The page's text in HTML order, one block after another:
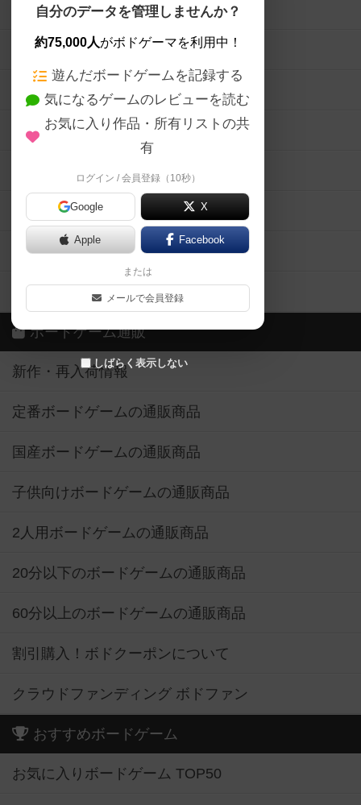
自分のデータを管理しませんか？
約75,000人がボドゲーマを利用中！
遊んだボードゲームを記録する
気になるゲームのレビューを読む
お気に入り作品・所有リストの共
有
ログイン / 会員登録（10秒）
Google X
Apple Facebook
または
メールで会員登録
しばらく表示しない
ボードゲームを検索する
ボードゲームの新着レビュー
ボードゲーム会情報
メカニクス特集
掲示板・トピックス
ボドとも・会員一覧
ボードゲーム業界コラム
ボドゲーマご利用案内
ボードゲーム通販
新作・再入荷情報
定番ボードゲームの通販商品
国産ボードゲームの通販商品
子供向けボードゲームの通販商品
2人用ボードゲームの通販商品
20分以下のボードゲームの通販商品
60分以上のボードゲームの通販商品
割引購入！ボドクーポンについて
クラウドファンディング ボドファン
おすすめボードゲーム
お気に入りボードゲーム TOP50